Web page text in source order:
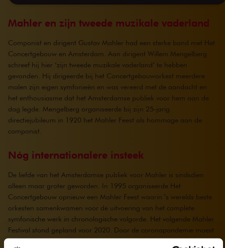
Mahler en zijn tweede muzikale vaderland
Componist en dirigent Gustav Mahler had een sterke band met Het
Concertgebouw en Amsterdam. Aan dirigent Willem Mengelberg
schreef hij hier ‘zijn tweede muzikale vaderland’ te hebben
gevonden. Hij dirigeerde bij het Concertgebouworkest meerdere
malen zijn eigen symfonieën en was vereerd met de aandacht en
het enthousiasme dat het Amsterdamse publiek voor hem aan de
dag legde. Mengelberg organiseerde bij zijn 25-jarig
directiejubileum in 1920 het Mahler Feest als hommage aan de
componist.
Nóg internationalere insteek
De liefde van het Amsterdamse publiek voor Mahler is sindsdien
alleen maar groter geworden. In 1995 organiseerde Het
Concertgebouw opnieuw een Mahler Feest waarin 's werelds beste
orkesten samenkwamen voor de uitvoering van het complete
symfonische werk in chronologische volgorde. Het volgende Mahler
Festival stond gepland voor 2020. Door de coronapandemie moest
dit festival worden geannuleerd. Van 9 tot en met 18 mei 2025